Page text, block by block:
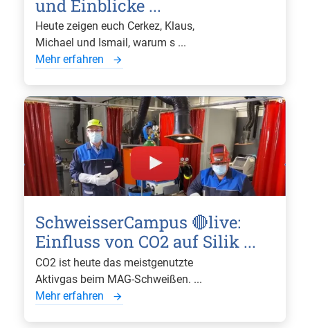
und Einblicke ...
Heute zeigen euch Cerkez, Klaus,
Michael und Ismail, warum s ...
Mehr erfahren
SchweisserCampus 🔴live:
Einfluss von CO2 auf Silik ...
CO2 ist heute das meistgenutzte
Aktivgas beim MAG-Schweißen. ...
Mehr erfahren